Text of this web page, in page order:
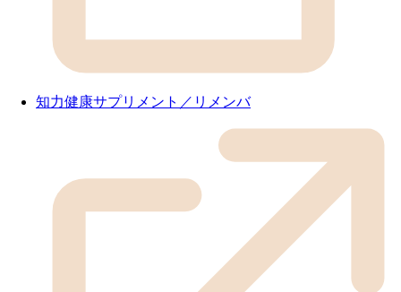
知力健康サプリメント／リメンバ